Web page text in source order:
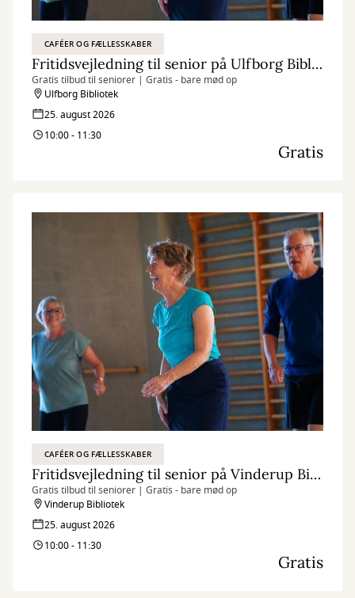
CAFÉER OG FÆLLESSKABER
Fritidsvejledning til senior på Ulfborg Bibliotek
Gratis tilbud til seniorer | Gratis - bare mød op
Ulfborg Bibliotek
25. august 2026
10:00 - 11:30
Gratis
CAFÉER OG FÆLLESSKABER
Fritidsvejledning til senior på Vinderup Bibliotek
Gratis tilbud til seniorer | Gratis - bare mød op
Vinderup Bibliotek
25. august 2026
10:00 - 11:30
Gratis